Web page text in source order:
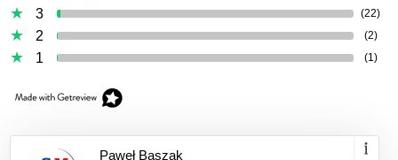
3 (22)
2 (2)
1 (1)
Paweł Baszak